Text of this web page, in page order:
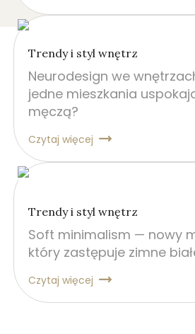
Trendy i styl wnętrz
Neurodesign we
jedne mieszkania
męczą?
Czytaj więcej
Trendy i styl wnętrz
Soft minimalism — nowy
który zastępuje zimne
Czytaj więcej